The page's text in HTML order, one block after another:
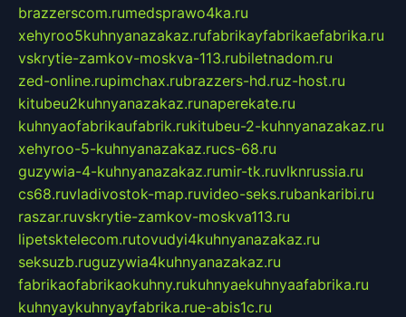
brazzerscom.rumedsprawo4ka.ru
xehyroo5kuhnyanazakaz.rufabrikayfabrikaefabrika.ru
vskrytie-zamkov-moskva-113.rubiletnadom.ru
zed-online.rupimchax.rubrazzers-hd.ruz-host.ru
kitubeu2kuhnyanazakaz.runaperekate.ru
kuhnyaofabrikaufabrik.rukitubeu-2-kuhnyanazakaz.ru
xehyroo-5-kuhnyanazakaz.rucs-68.ru
guzywia-4-kuhnyanazakaz.rumir-tk.ruvlknrussia.ru
cs68.ruvladivostok-map.ruvideo-seks.rubankaribi.ru
raszar.ruvskrytie-zamkov-moskva113.ru
lipetsktelecom.rutovudyi4kuhnyanazakaz.ru
seksuzb.ruguzywia4kuhnyanazakaz.ru
fabrikaofabrikaokuhny.rukuhnyaekuhnyaafabrika.ru
kuhnyaykuhnyayfabrika.rue-abis1c.ru